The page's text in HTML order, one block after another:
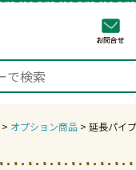
オプション商品 延長パイ